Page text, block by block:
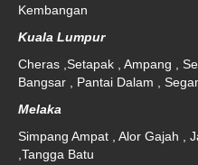
Kembangan
Kuala Lumpur
Cheras ,Setapak , Ampang ,
Bangsar , Pantai Dalam ,
Melaka
Simpang Ampat , Alor Gajah ,
,Tangga Batu